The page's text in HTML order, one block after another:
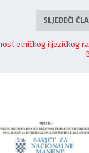
SLJEDEĆI
etničkog i jezičkog